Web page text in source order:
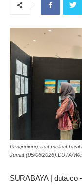
Pengunjung saat melihat
Jumat (05/06/2026).DUTA/
SURABAYA | duta.co